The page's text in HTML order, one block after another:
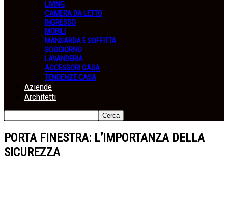
LIVING
CAMERA DA LETTO
INGRESSO
MOBILI
MANSARDA E SOFFITTA
SOGGIORNO
LAVANDERIA
ACCESSORI CASA
TENDENZE CASA
Aziende
Architetti
PORTA FINESTRA: L’IMPORTANZA DELLA
SICUREZZA